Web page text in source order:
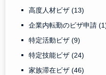
高度人材ビザ(13)
企業内転勤のビザ申請
特定活動ビザ(9)
特定技能ビザ(24)
家族滞在ビザ(46)